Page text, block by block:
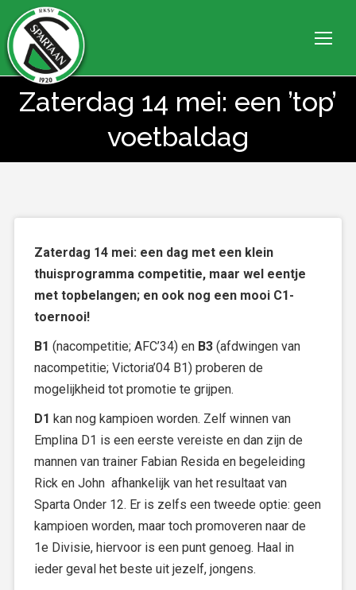
Zaterdag 14 mei: een ’top’
voetbaldag
Je bent hier:
Zaterdag 14 mei: een dag met een klein
thuisprogramma competitie, maar wel eentje
met topbelangen; en ook nog een mooi C1-
toernooi!
B1 (nacompetitie; AFC’34) en B3 (afdwingen van
nacompetitie; Victoria’04 B1) proberen de
mogelijkheid tot promotie te grijpen.
D1 kan nog kampioen worden. Zelf winnen van
Emplina D1 is een eerste vereiste en dan zijn de
mannen van trainer Fabian Resida en begeleiding
Rick en John afhankelijk van het resultaat van
Sparta Onder 12. Er is zelfs een tweede optie: geen
kampioen worden, maar toch promoveren naar de
1e Divisie, hiervoor is een punt genoeg. Haal in
ieder geval het beste uit jezelf, jongens.